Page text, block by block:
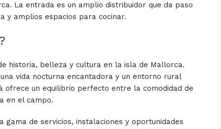
La entrada es un amplio distribuidor que da paso
y amplios espacios para cocinar.
historia, belleza y cultura en la isla de Mallorca.
vida nocturna encantadora y un entorno rural
ofrece un equilibrio perfecto entre la comodidad de
en el campo.
gama de servicios, instalaciones y oportunidades